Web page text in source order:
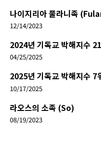
나이지리아 풀라니족
12/14/2023
2024년 기독교 박해지수
04/25/2025
2025년 기독교 박해지수
10/17/2025
라오스의 소족 (So)
08/19/2023